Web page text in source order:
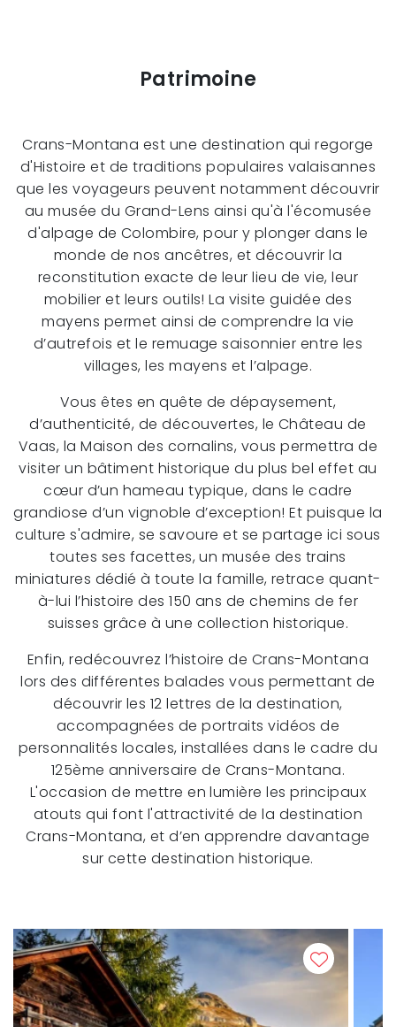
Patrimoine
Crans-Montana est une destination qui regorge
d'Histoire et de traditions populaires valaisannes
que les voyageurs peuvent notamment découvrir
au musée du Grand-Lens ainsi qu'à l'écomusée
d'alpage de Colombire, pour y plonger dans le
monde de nos ancêtres, et découvrir la
reconstitution exacte de leur lieu de vie, leur
mobilier et leurs outils! La visite guidée des
mayens permet ainsi de comprendre la vie
d’autrefois et le remuage saisonnier entre les
villages, les mayens et l’alpage.
Vous êtes en quête de dépaysement,
d’authenticité, de découvertes, le Château de
Vaas, la Maison des cornalins, vous permettra de
visiter un bâtiment historique du plus bel effet au
cœur d’un hameau typique, dans le cadre
grandiose d’un vignoble d’exception! Et puisque la
culture s'admire, se savoure et se partage ici sous
toutes ses facettes, un musée des trains
miniatures dédié à toute la famille, retrace quant-
à-lui l’histoire des 150 ans de chemins de fer
suisses grâce à une collection historique.
Enfin, redécouvrez l’histoire de Crans-Montana
lors des différentes balades vous permettant de
découvrir les 12 lettres de la destination,
accompagnées de portraits vidéos de
personnalités locales, installées dans le cadre du
125ème anniversaire de Crans-Montana.
L'occasion de mettre en lumière les principaux
atouts qui font l'attractivité de la destination
Crans-Montana, et d’en apprendre davantage
sur cette destination historique.